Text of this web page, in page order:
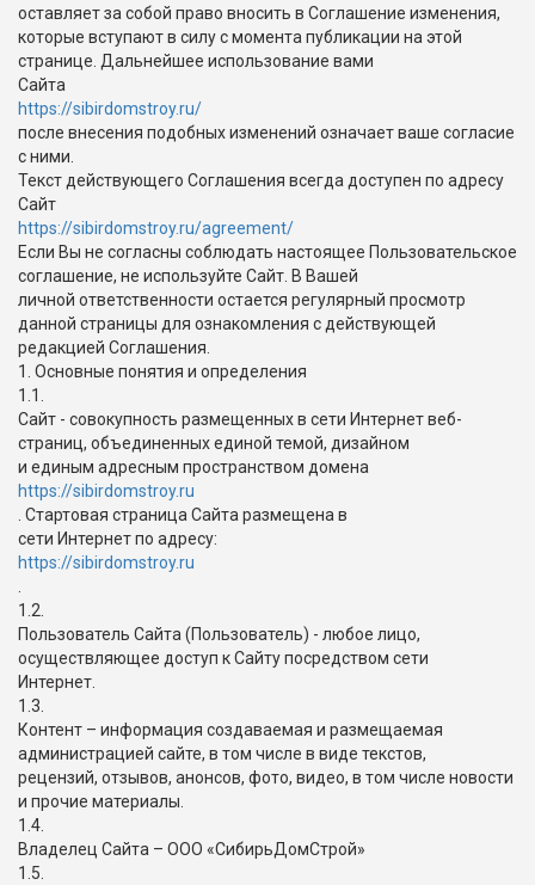
оставляет за собой право вносить в Соглашение изменения,
которые вступают в силу с момента публикации на этой
странице. Дальнейшее использование вами
Сайта
https://sibirdomstroy.ru/
после внесения подобных изменений означает ваше согласие
с ними.
Текст действующего Соглашения всегда доступен по адресу
Сайт
https://sibirdomstroy.ru/agreement/
Если Вы не согласны соблюдать настоящее Пользовательское
соглашение, не используйте Сайт. В Вашей
личной ответственности остается регулярный просмотр
данной страницы для ознакомления с действующей
редакцией Соглашения.
1. Основные понятия и определения
1.1.
Сайт - совокупность размещенных в сети Интернет веб-
страниц, объединенных единой темой, дизайном
и единым адресным пространством домена
https://sibirdomstroy.ru
. Стартовая страница Сайта размещена в
сети Интернет по адресу:
https://sibirdomstroy.ru
1.2.
Пользователь Сайта (Пользователь) - любое лицо,
осуществляющее доступ к Сайту посредством сети
Интернет.
1.3.
Контент – информация создаваемая и размещаемая
администрацией сайте, в том числе в виде текстов,
рецензий, отзывов, анонсов, фото, видео, в том числе новости
и прочие материалы.
1.4.
Владелец Сайта – ООО «СибирьДомСтрой»
1.5.